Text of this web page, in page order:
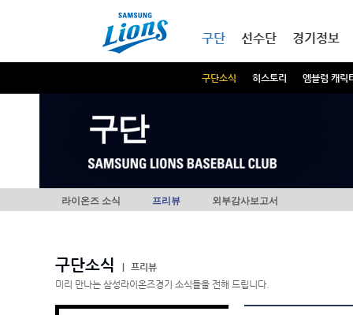
구단
구단소식 히스토리 엠블럼 캐릭
선수단 경기정보
구단
라이온즈 소식 프리뷰 외부감사보고서
구단소식
프리뷰
미리 만나는 삼성라이온즈경기 소식들을 전해 드립니다.